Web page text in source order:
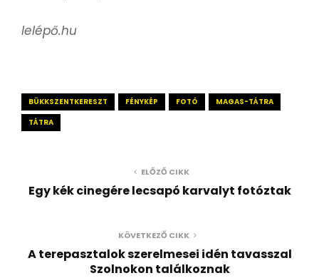
lelépő.hu
BÜKKSZENTKERESZT FÉNYKÉP FOTÓ
MAGAS-TÁTRA
TÁTRA
ELŐZŐ CIKK
Egy kék cinegére lecsapó karvalyt fotóztak
KÖVETKEZŐ CIKK
A terepasztalok szerelmesei idén tavasszal
Szolnokon találkoznak